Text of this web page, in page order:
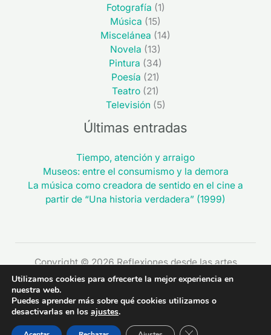
Fotografía (1)
Música (15)
Miscelánea (14)
Novela (13)
Pintura (34)
Poesía (21)
Teatro (21)
Televisión (5)
Últimas entradas
Tiempo, atención y arraigo
Museos: entre el consumismo y la demora
La música como creadora de sentido en el cine a
partir de “Una historia verdadera” (1999)
Copyright © 2026 Reflexiones desde las artes
Utilizamos cookies para ofrecerte la mejor experiencia en
nuestra web.
Puedes aprender más sobre qué cookies utilizamos o
desactivarlas en los ajustes.
CERRAR EL